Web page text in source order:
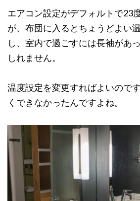
エアコン設定がデフォルトで23
が、布団に入るとちょうどよい
し、室内で過ごすには長袖があ
しれません。
温度設定を変更すればよいので
くできなかったんですよね。